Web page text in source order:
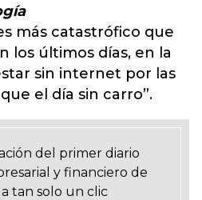
más catastrófico que
los últimos días, en la
sin internet por las
el día sin carro”.
del primer diario
y financiero de
tan solo un clic